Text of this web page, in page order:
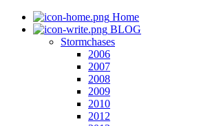
Home
BLOG
Stormchases
2006
2007
2008
2009
2010
2012